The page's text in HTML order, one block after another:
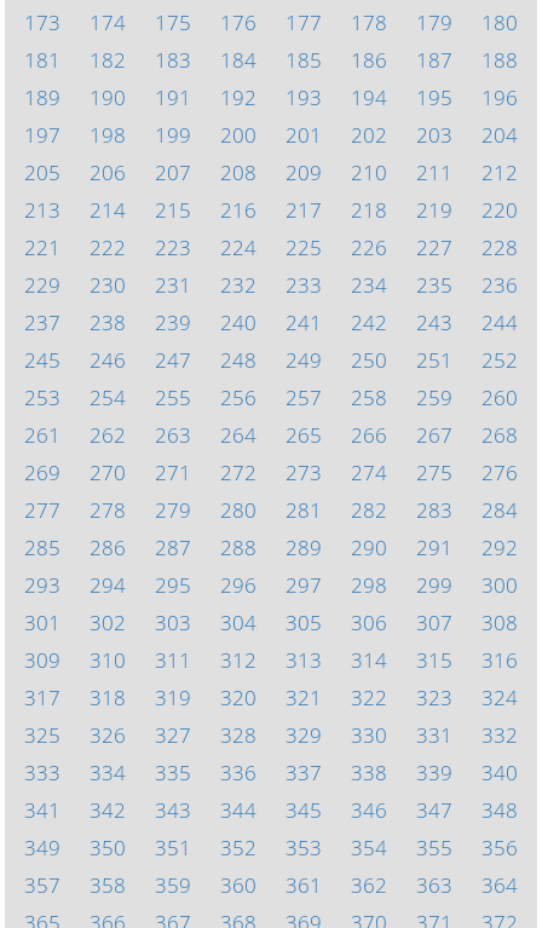
173
174 175 176 177 178 179
180
181
182 183 184 185 186 187
188
189
190 191 192 193 194 195
196
197
198 199 200 201 202 203
204
205
206 207 208 209 210 211
212
213
214 215 216 217 218 219
220
221
222 223 224 225 226 227
228
229
230 231 232 233 234 235
236
237
238 239 240 241 242 243
244
245
246 247 248 249 250 251
252
253
254 255 256 257 258 259
260
261
262 263 264 265 266 267
268
269
270 271 272 273 274 275
276
277
278 279 280 281 282 283
284
285
286 287 288 289 290 291
292
293
294 295 296 297 298 299
300
301
302 303 304 305 306 307
308
309
310 311 312 313 314 315
316
317
318 319 320 321 322 323
324
325
326 327 328 329 330 331
332
333
334 335 336 337 338 339
340
341
342 343 344 345 346 347
348
349
350 351 352 353 354 355
356
357
358 359 360 361 362 363
364